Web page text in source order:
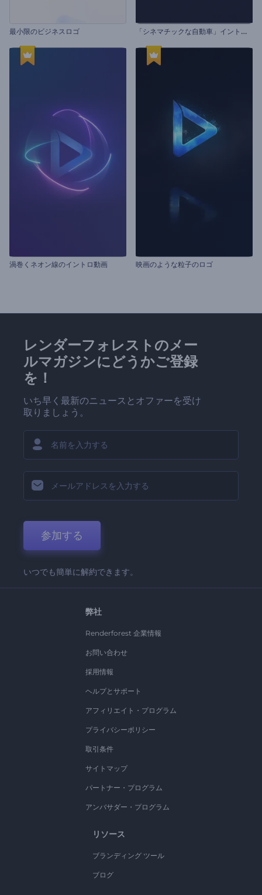
最小限のビジネスロゴ 「
シネマチックな自動車」イントロ動画
渦巻くネオン線のイントロ動画 映画のような粒子のロゴ
レンダーフォレストのメー
ルマガジンにどうかご登録
を！
いち早く最新のニュースとオファーを受け
取りましょう。
参加する
いつでも簡単に解約できます。
弊社
Renderforest 企業情報
お問い合わせ
採用情報
ヘルプとサポート
アフィリエイト・プログラム
プライバシーポリシー
取引条件
サイトマップ
パートナー・プログラム
アンバサダー・プログラム
リソース
ブランディング ツール
ブログ